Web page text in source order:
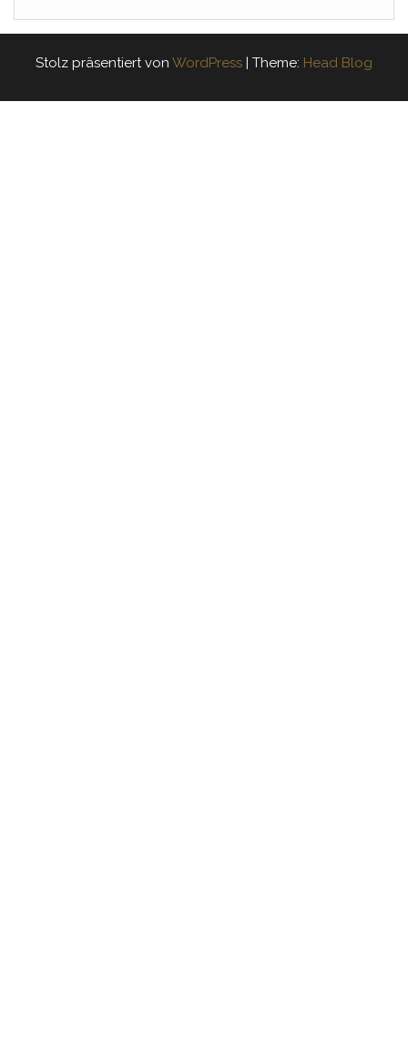
Stolz präsentiert von WordPress | Theme: Head Blog